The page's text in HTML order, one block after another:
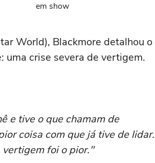
em show
World), Blackmore detalhou o
uma crise severa de vertigem.
e tive o que chamam de
coisa com que já tive de lidar.
vertigem foi o pior."